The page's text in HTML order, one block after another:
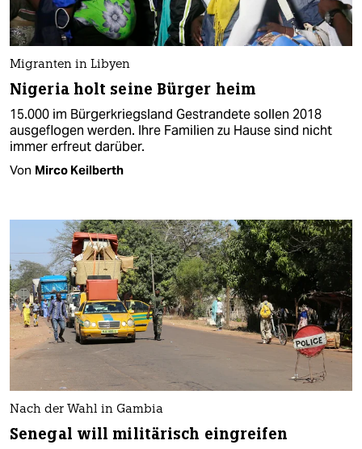
Migranten in Libyen
Nigeria holt seine Bürger heim
15.000 im Bürgerkriegsland Gestrandete sollen 2018
ausgeflogen werden. Ihre Familien zu Hause sind nicht
immer erfreut darüber.
Von Mirco Keilberth
Nach der Wahl in Gambia
Senegal will militärisch eingreifen